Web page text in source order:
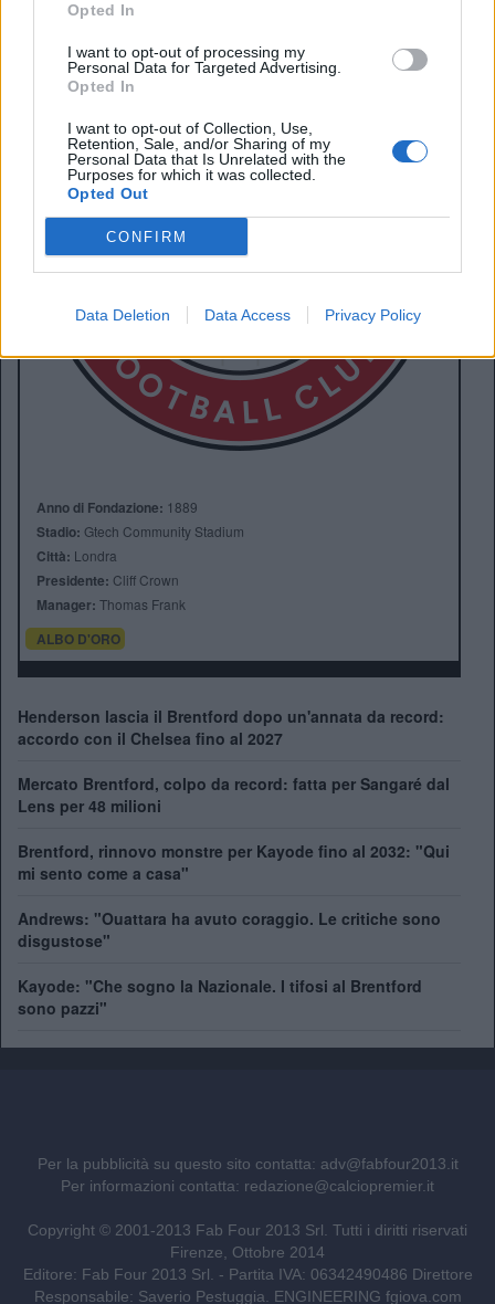
Opted In
I want to opt-out of processing my
Personal Data for Targeted Advertising.
Opted In
I want to opt-out of Collection, Use,
Retention, Sale, and/or Sharing of my
Personal Data that Is Unrelated with the
Purposes for which it was collected.
Opted Out
CONFIRM
Data Deletion Data Access Privacy Policy
Anno di Fondazione: 1889
Stadio: Gtech Community Stadium
Città: Londra
Presidente: Cliff Crown
Manager: Thomas Frank
ALBO D'ORO
Henderson lascia il Brentford dopo un'annata da record:
accordo con il Chelsea fino al 2027
Mercato Brentford, colpo da record: fatta per Sangaré dal
Lens per 48 milioni
Brentford, rinnovo monstre per Kayode fino al 2032: "Qui
mi sento come a casa"
Andrews: "Ouattara ha avuto coraggio. Le critiche sono
disgustose"
Kayode: "Che sogno la Nazionale. I tifosi al Brentford
sono pazzi"
Per la pubblicità su questo sito contatta: adv@fabfour2013.it
Per informazioni contatta: redazione@calciopremier.it
Copyright © 2001-2013 Fab Four 2013 Srl. Tutti i diritti riservati
Firenze, Ottobre 2014
Editore: Fab Four 2013 Srl. - Partita IVA: 06342490486 Direttore
Responsabile: Saverio Pestuggia. ENGINEERING fgiova.com